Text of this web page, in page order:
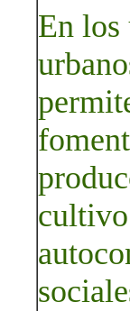
En los